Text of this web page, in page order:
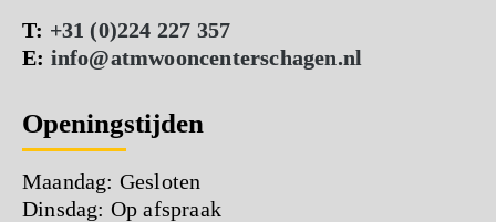
T: +31 (0)224 227 357
E: info@atmwooncenterschagen.nl
Openingstijden
Maandag: Gesloten
Dinsdag: Op afspraak